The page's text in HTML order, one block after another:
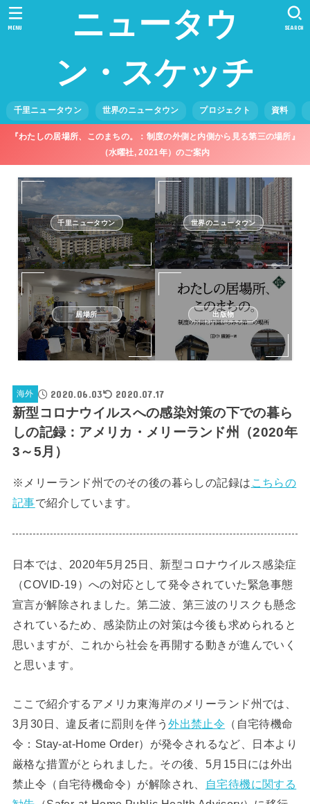
ニュータウ
ン・スケッチ
千里ニュータウン 世界のニュータウン プロジェクト 資料
SEARCH
MENU
『わたしの居場所、このまちの。：制度の外側と内側から見る第三の場所』
（水曜社, 2021年）のご案内
千里ニュータウン 世界のニュータウン
居場所 出版物
海外 2020.06.03 2020.07.17
新型コロナウイルスへの感染対策の下での暮ら
しの記録：アメリカ・メリーランド州（2020年
3～5月）
※メリーランド州でのその後の暮らしの記録は こちらの
記事で紹介しています。
日本では、2020年5月25日、新型コロナウイルス感染症
（COVID-19）への対応として発令されていた緊急事態
宣言が解除されました。第二波、第三波のリスクも懸念
されているため、感染防止の対策は今後も求められると
思いますが、これから社会を再開する動きが進んでいく
と思います。
ここで紹介するアメリカ東海岸のメリーランド州では、
3月30日、違反者に罰則を伴う外出禁止令 （自宅待機命
令：Stay-at-Home Order）が発令されるなど、日本より
厳格な措置がとられました。その後、5月15日には外出
禁止令（自宅待機命令）が解除され、
自宅待機に関する